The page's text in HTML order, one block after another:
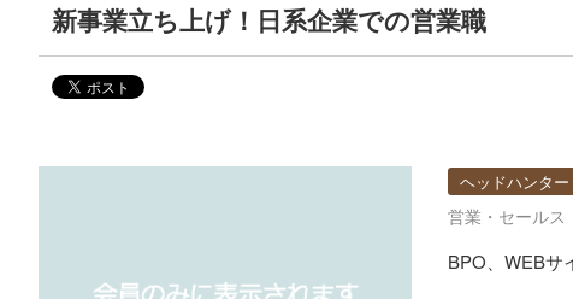
新事業立ち上げ！日系企業での営業職
ヘッドハンタ
営業・セールス
BPO、WEBサ